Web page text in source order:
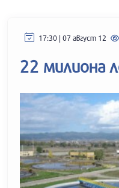
17:30 | 07 август 12
22 милиона